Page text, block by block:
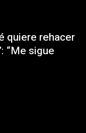
quiere rehacer
“Me sigue